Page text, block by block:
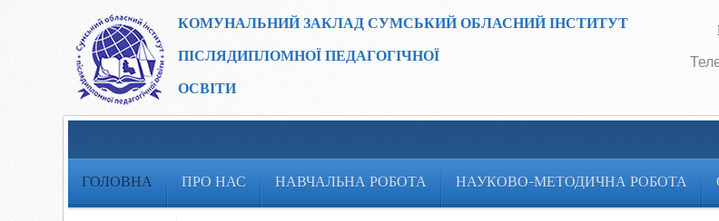
КОМУНАЛЬНИЙ ЗАКЛАД СУМСЬКИЙ ОБЛАСНИЙ ІНСТИТУТ
ПІСЛЯДИПЛОМНОЇ ПЕДАГОГІЧНОЇ
ОСВІТИ
ГОЛОВНА ПРО НАС НАВЧАЛЬНА РОБОТА НАУКОВО-МЕТОДИЧНА РОБОТА